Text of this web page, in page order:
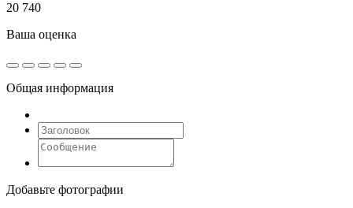
20 740
Ваша оценка
Общая информация
Добавьте фотографии